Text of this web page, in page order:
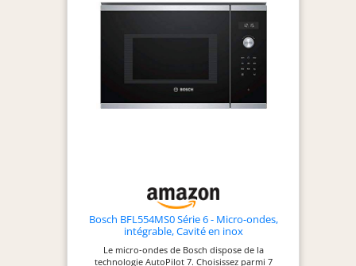
Bosch BFL554MS0 Série 6 - Micro-ondes,
intégrable, Cavité en inox
Le micro-ondes de Bosch dispose de la
technologie AutoPilot 7. Choisissez parmi 7